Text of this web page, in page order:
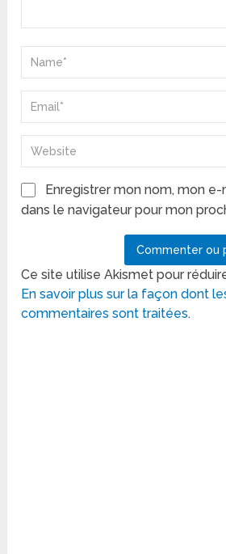
Enregistrer mon nom, mon
dans le navigateur pour mon
Ce site utilise Akismet pour
En savoir plus sur la façon dont
commentaires sont traitées.